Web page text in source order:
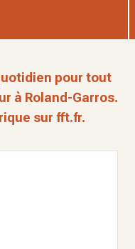
pour tout
à Roland-Garros.
sur fft.fr.